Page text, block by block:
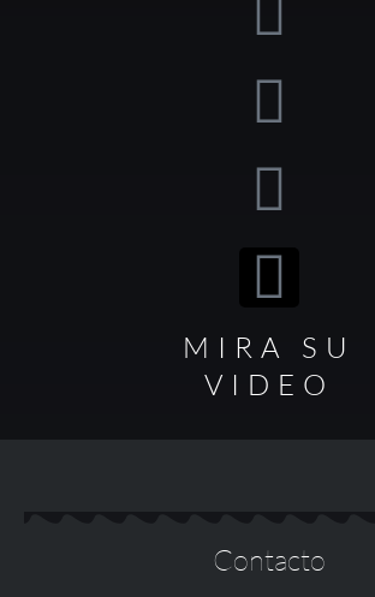
MIRA SU
VIDEO
Contacto